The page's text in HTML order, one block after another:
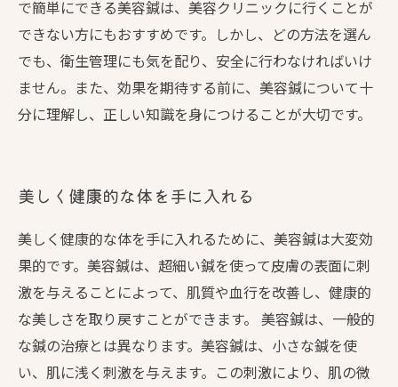
で簡単にできる美容鍼は、美容クリニックに行くことが
できない方にもおすすめです。しかし、どの方法を選ん
でも、衛生管理にも気を配り、安全に行わなければいけ
ません。また、効果を期待する前に、美容鍼について十
分に理解し、正しい知識を身につけることが大切です。
美しく健康的な体を手に入れる
美しく健康的な体を手に入れるために、美容鍼は大変効
果的です。美容鍼は、超細い鍼を使って皮膚の表面に刺
激を与えることによって、肌質や血行を改善し、健康的
な美しさを取り戻すことができます。 美容鍼は、一般的
な鍼の治療とは異なります。美容鍼は、小さな鍼を使
い、肌に浅く刺激を与えます。この刺激により、肌の微